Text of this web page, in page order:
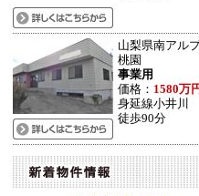
山梨県南アル
桃園
事業用
価格： 1580万
身延線小井川
徒歩90分